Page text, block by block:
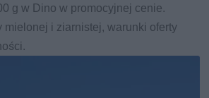
g w Dino w promocyjnej cenie.
mielonej i ziarnistej, warunki oferty